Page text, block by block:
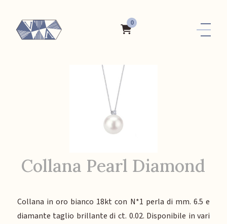
0
Collana Pearl Diamond
Collana in oro bianco 18kt con N*1 perla di mm. 6.5 e
diamante taglio brillante di ct. 0.02. Disponibile in vari